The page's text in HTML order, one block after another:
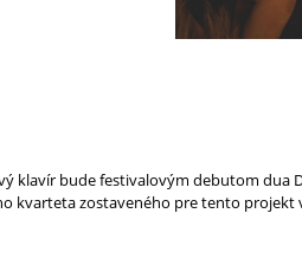
klavír bude festivalovým debutom dua
kvarteta zostaveného pre tento projekt